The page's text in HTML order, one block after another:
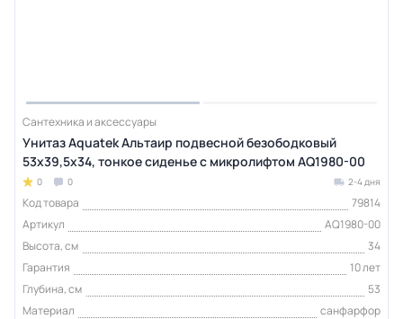
Сантехника и аксессуары
Унитаз Aquatek Альтаир подвесной безободковый
53х39,5х34, тонкое сиденье с микролифтом AQ1980-00
0 0 2-4 дня
Код товара
79814
Артикул
AQ1980-00
Высота, см
34
Гарантия
10 лет
Глубина, см
53
Материал
санфарфор